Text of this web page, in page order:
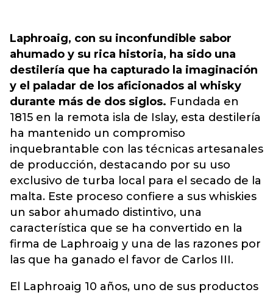
Laphroaig, con su inconfundible sabor
ahumado y su rica historia, ha sido una
destilería que ha capturado la imaginación
y el paladar de los aficionados al whisky
durante más de dos siglos. Fundada en
1815 en la remota isla de Islay, esta destilería
ha mantenido un compromiso
inquebrantable con las técnicas artesanales
de producción, destacando por su uso
exclusivo de turba local para el secado de la
malta. Este proceso confiere a sus whiskies
un sabor ahumado distintivo, una
característica que se ha convertido en la
firma de Laphroaig y una de las razones por
las que ha ganado el favor de Carlos III.
El Laphroaig 10 años, uno de sus productos